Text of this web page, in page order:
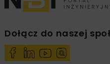
Dołącz do naszej